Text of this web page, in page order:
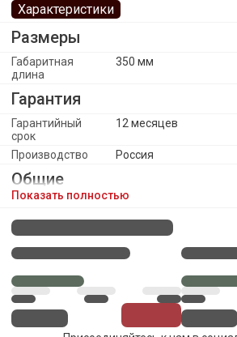
Характеристики
Размеры
Габаритная
длина
350 мм
Гарантия
Гарантийный
срок
12 месяцев
Производство Россия
Общие
Расположение
Дополнительно к
Стиль
Современный
Дополнительная
Цвет свечения:
Цветовая гамма
Цвет Нет
Показать полностью